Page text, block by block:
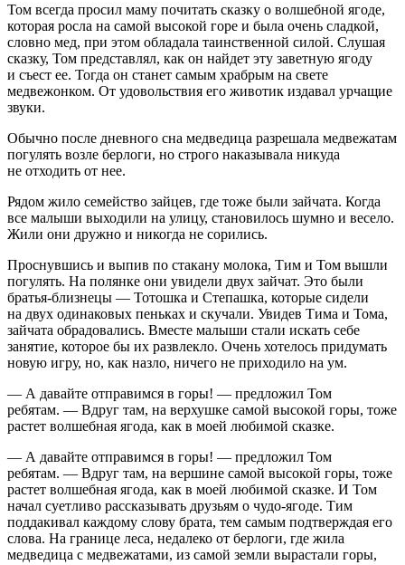
Том всегда просил маму почитать сказку о волшебной ягоде,
которая росла на самой высокой горе и была очень сладкой,
словно мед, при этом обладала таинственной силой. Слушая
сказку, Том представлял, как он найдет эту заветную ягоду
и съест ее. Тогда он станет самым храбрым на свете
медвежонком. От удовольствия его животик издавал урчащие
звуки.
Обычно после дневного сна медведица разрешала медвежатам
погулять возле берлоги, но строго наказывала никуда
не отходить от нее.
Рядом жило семейство зайцев, где тоже были зайчата. Когда
все малыши выходили на улицу, становилось шумно и весело.
Жили они дружно и никогда не сорились.
Проснувшись и выпив по стакану молока, Тим и Том вышли
погулять. На полянке они увидели двух зайчат. Это были
братья-близнецы — Тотошка и Степашка, которые сидели
на двух одинаковых пеньках и скучали. Увидев Тима и Тома,
зайчата обрадовались. Вместе малыши стали искать себе
занятие, которое бы их развлекло. Очень хотелось придумать
новую игру, но, как назло, ничего не приходило на ум.
— А давайте отправимся в горы! — предложил Том
ребятам. — Вдруг там, на верхушке самой высокой горы, тоже
растет волшебная ягода, как в моей любимой сказке.
— А давайте отправимся в горы! — предложил Том
ребятам. — Вдруг там, на вершине самой высокой горы, тоже
растет волшебная ягода, как в моей любимой сказке. И Том
начал суетливо рассказывать друзьям о чудо-ягоде. Тим
поддакивал каждому слову брата, тем самым подтверждая его
слова. На границе леса, недалеко от берлоги, где жила
медведица с медвежатами, из самой земли вырастали горы,